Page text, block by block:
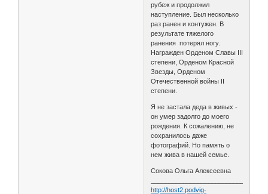
рубеж и продолжил
наступление. Был несколько
раз ранен и контужен. В
результате тяжелого
ранения потерял ногу.
Награжден Орденом Славы III
степени, Орденом Красной
Звезды, Орденом
Отечественной войны II
степени.
Я не застала деда в живых -
он умер задолго до моего
рождения. К сожалению, не
сохранилось даже
фотографий. Но память о
нем жива в нашей семье.
Сокова Ольга Алексеевна
http://host2.podvig-